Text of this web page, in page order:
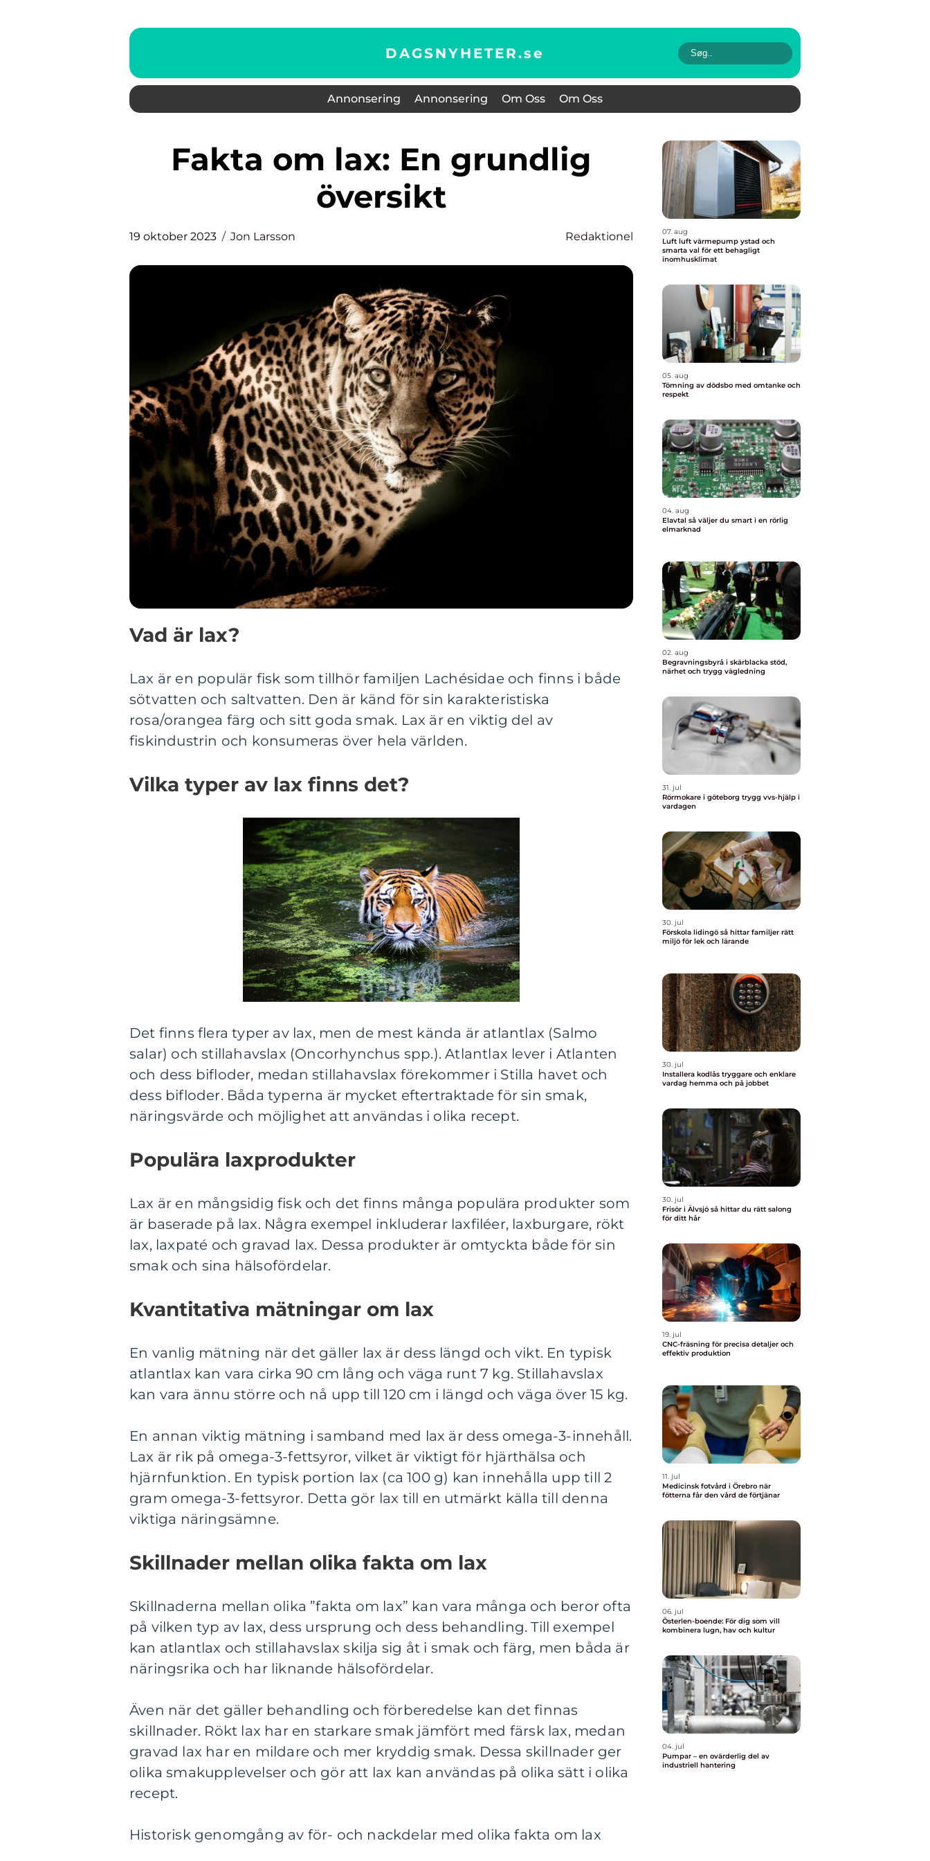
DAGSNYHETER.se
Annonsering Annonsering Om Oss Om Oss
Fakta om lax: En grundlig
översikt
19 oktober 2023 Jon Larsson Redaktionel
Vad är lax?
Lax är en populär fisk som tillhör familjen Lachésidae och finns i både
sötvatten och saltvatten. Den är känd för sin karakteristiska
rosa/orangea färg och sitt goda smak. Lax är en viktig del av
fiskindustrin och konsumeras över hela världen.
Vilka typer av lax finns det?
Det finns flera typer av lax, men de mest kända är atlantlax (Salmo
salar) och stillahavslax (Oncorhynchus spp.). Atlantlax lever i Atlanten
och dess bifloder, medan stillahavslax förekommer i Stilla havet och
dess bifloder. Båda typerna är mycket eftertraktade för sin smak,
näringsvärde och möjlighet att användas i olika recept.
Populära laxprodukter
Lax är en mångsidig fisk och det finns många populära produkter som
är baserade på lax. Några exempel inkluderar laxfiléer, laxburgare, rökt
lax, laxpaté och gravad lax. Dessa produkter är omtyckta både för sin
smak och sina hälsofördelar.
Kvantitativa mätningar om lax
En vanlig mätning när det gäller lax är dess längd och vikt. En typisk
atlantlax kan vara cirka 90 cm lång och väga runt 7 kg. Stillahavslax
kan vara ännu större och nå upp till 120 cm i längd och väga över 15 kg.
En annan viktig mätning i samband med lax är dess omega-3-innehåll.
Lax är rik på omega-3-fettsyror, vilket är viktigt för hjärthälsa och
hjärnfunktion. En typisk portion lax (ca 100 g) kan innehålla upp till 2
gram omega-3-fettsyror. Detta gör lax till en utmärkt källa till denna
viktiga näringsämne.
Skillnader mellan olika fakta om lax
Skillnaderna mellan olika ”fakta om lax” kan vara många och beror ofta
på vilken typ av lax, dess ursprung och dess behandling. Till exempel
kan atlantlax och stillahavslax skilja sig åt i smak och färg, men båda är
näringsrika och har liknande hälsofördelar.
Även när det gäller behandling och förberedelse kan det finnas
skillnader. Rökt lax har en starkare smak jämfört med färsk lax, medan
gravad lax har en mildare och mer kryddig smak. Dessa skillnader ger
olika smakupplevelser och gör att lax kan användas på olika sätt i olika
recept.
Historisk genomgång av för- och nackdelar med olika fakta om lax
07. aug
Luft luft värmepump ystad och
smarta val för ett behagligt
inomhusklimat
05. aug
Tömning av dödsbo med omtanke och
respekt
04. aug
Elavtal så väljer du smart i en rörlig
elmarknad
02. aug
Begravningsbyrå i skärblacka stöd,
närhet och trygg vägledning
31. jul
Rörmokare i göteborg trygg vvs-hjälp i
vardagen
30. jul
Förskola lidingö så hittar familjer rätt
miljö för lek och lärande
30. jul
Installera kodlås tryggare och enklare
vardag hemma och på jobbet
30. jul
Frisör i Älvsjö så hittar du rätt salong
för ditt hår
19. jul
CNC-fräsning för precisa detaljer och
effektiv produktion
11. jul
Medicinsk fotvård i Örebro när
fötterna får den vård de förtjänar
06. jul
Österlen-boende: För dig som vill
kombinera lugn, hav och kultur
04. jul
Pumpar – en ovärderlig del av
industriell hantering